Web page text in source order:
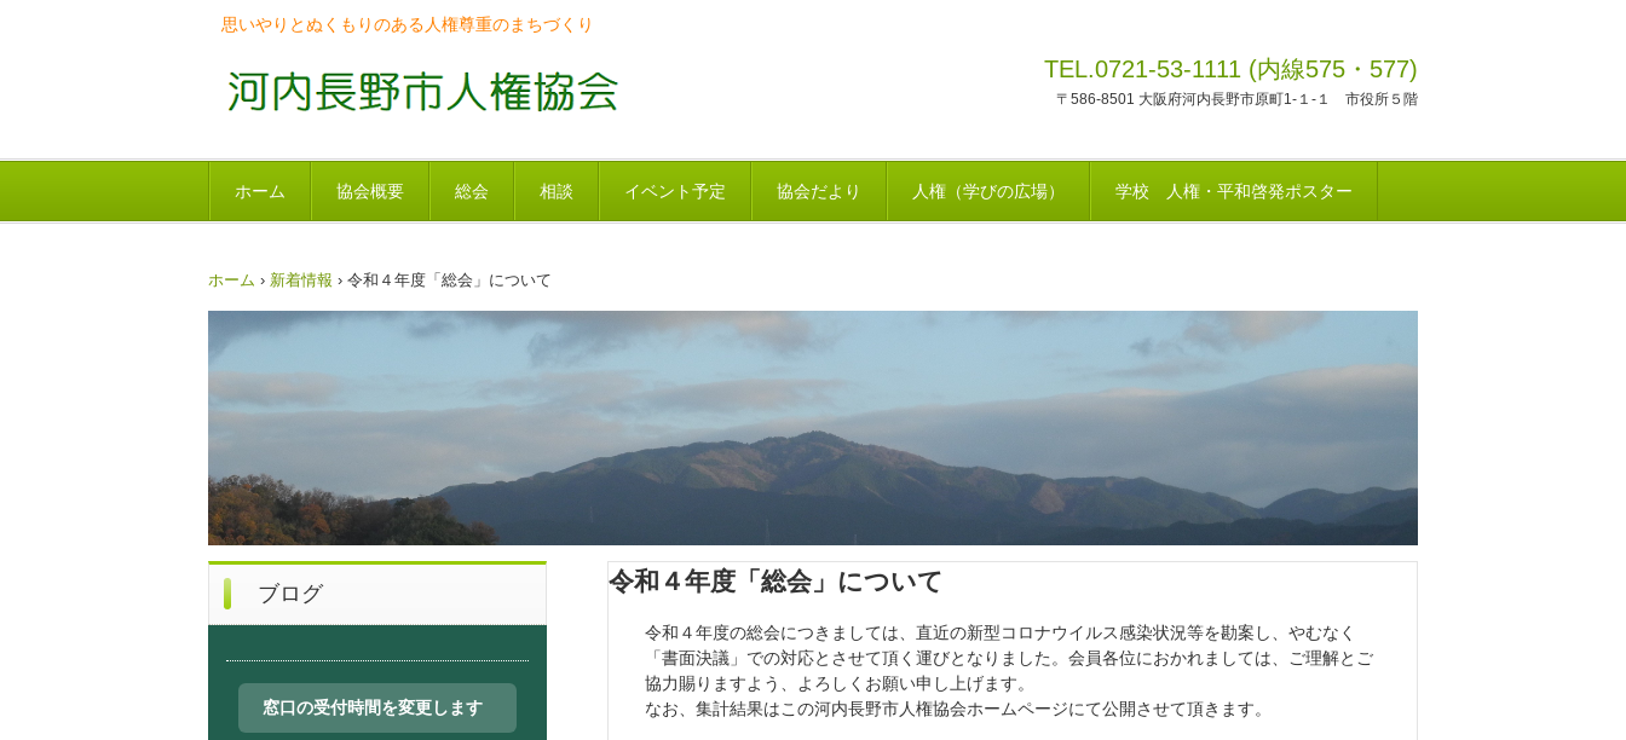
思いやりとぬくもりのある人権尊重のまちづくり
TEL.0721-53-1111 (内線575・577)
〒586-8501 大阪府河内長野市原町1-１-１ 市役所５階
ホーム 協会概要 総会 相談 イベント予定 協会だより 人権（学びの広場） 学校 人権・平和啓発ポスター
ホーム › 新着情報 › 令和４年度「総会」について
令和４年度「総会」について
令和４年度の総会につきましては、直近の新型コロナウイルス感染状況等を勘案し、やむなく
「書面決議」での対応とさせて頂く運びとなりました。会員各位におかれましては、ご理解とご
協力賜りますよう、よろしくお願い申し上げます。
なお、集計結果はこの河内長野市人権協会ホームページにて公開させて頂きます。
ブログ
窓口の受付時間を変更します